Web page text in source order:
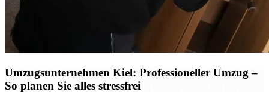
Umzugsunternehmen Kiel: Professioneller Umzug –
So planen Sie alles stressfrei